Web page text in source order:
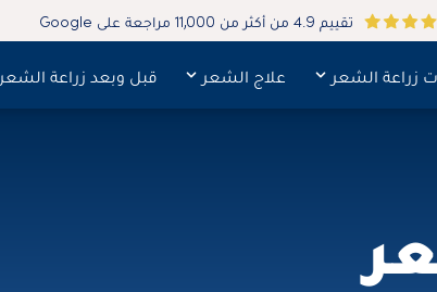
تقييم 4.9 من أكثر من 11,000 مراجعة على Google
زراعة الشعر علاج الشعر قبل وبعد زراعة الشعر